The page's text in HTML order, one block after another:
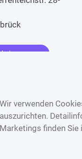
uns
Wir verwenden
auszurichten.
Marketings finden Sie